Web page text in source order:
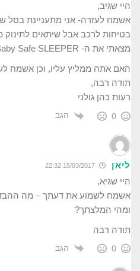
היי שגיב,
אשמח לעזרה- אני מתעניינת בסל
בטיחות לרכב אבל שיתאים לתינוק מגיל 0 (שיהיה במצב
מצאתי את ה- Britax Baby Safe SLEEPER.
האם אתה ממליץ עליו, וכן אשמח
תודה רבה,
רעות כהן גולני
0 הגב
ליאן
היי שגיא,
ומהי המלצתך?
תודה רבה
0 הגב